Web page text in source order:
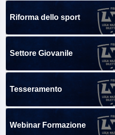
Riforma dello sport
Settore Giovanile
Tesseramento
Webinar Formazione